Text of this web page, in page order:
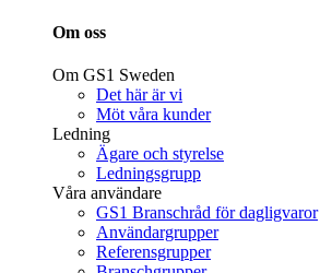
Om oss
Om GS1 Sweden
Det här är vi
Möt våra kunder
Ledning
Ägare och styrelse
Ledningsgrupp
Våra användare
GS1 Branschråd för dagligvaror
Användargrupper
Referensgrupper